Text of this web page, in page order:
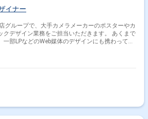
イナー
グループで、大手カメラメーカーのポスターやカ
クデザイン業務をご担当いただきます。 あくまで
部LPなどのWeb媒体のデザインにも携わってい